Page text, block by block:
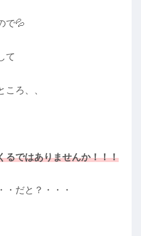
で💦
て
ろ、、
るではありませんか！！！
・だと？・・・